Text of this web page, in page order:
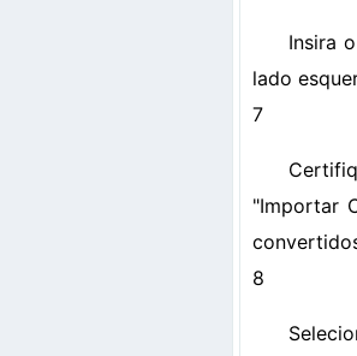
Insira
lado
7
"Importar
8